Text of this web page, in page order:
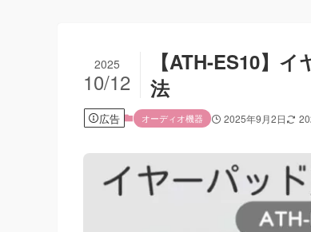
【ATH-ES10】
法
2025
10/12
広告 オーディオ機器 2025年9月2日